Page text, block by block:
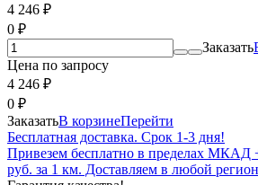
4 246 ₽
0 ₽
Заказать
Цена по запросу
4 246 ₽
0 ₽
ЗаказатьВ корзинеПерейти
Бесплатная доставка. Срок 1-3 дня!
Привезем бесплатно в пределах МКАД
руб. за 1 км. Доставляем в любой